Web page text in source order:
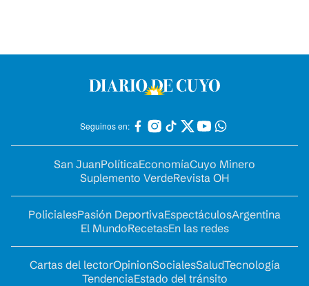
Seguinos en:
San JuanPolíticaEconomíaCuyo Minero
Suplemento VerdeRevista OH
PolicialesPasión DeportivaEspectáculosArgentina
El MundoRecetasEn las redes
Cartas del lectorOpinionSocialesSaludTecnología
TendenciaEstado del tránsito